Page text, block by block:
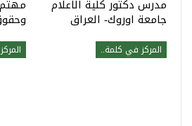
مدرس دكتور كلية الاعلام
جامعة اوروك- العراق
مهتم
المركز في كلمة..